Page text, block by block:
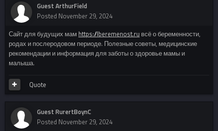
Guest ArthurField
Posted November 29, 2024
Сайт для будущих мам https://lberemenost.ru всё о беременности,
родах и послеродовом периоде. Полезные советы, медицинские
рекомендации и информация для заботы о здоровье мамы и
малыша.
Quote
Guest RurertBoynC
Posted November 29, 2024